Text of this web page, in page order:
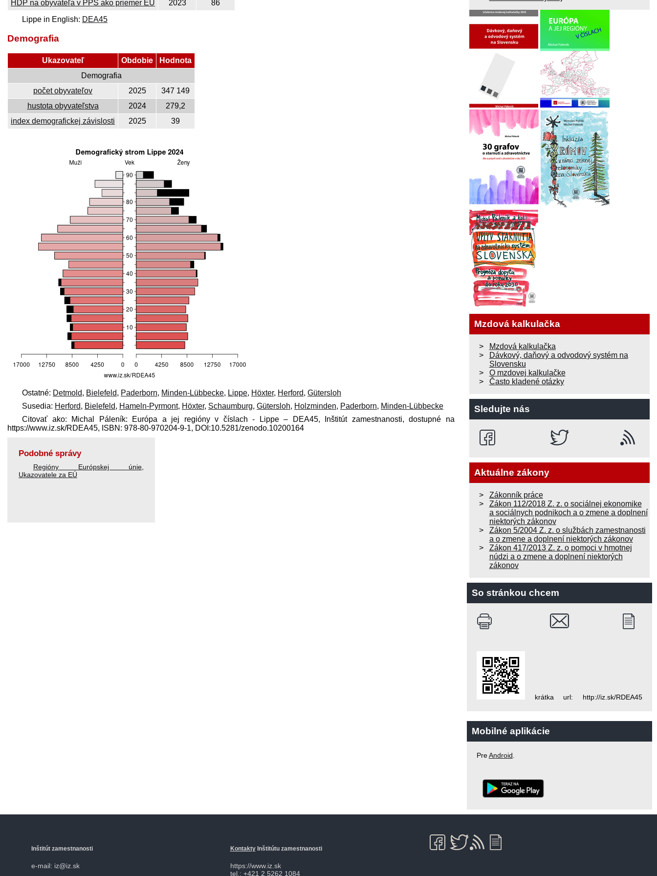
HDP na obyvateľa v PPS ako priemer EÚ 2023
86
Lippe in English: DEA45
Demografia
Ukazovateľ Obdobie
Hodnota
Demografia
počet obyvateľov
2025
347 149
hustota obyvateľstva
2024
279,2
index demografickej závislosti
2025 39
Ostatné: Detmold, Bielefeld, Paderborn, Minden-Lübbecke, Lippe, Höxter, Herford, Gütersloh
Susedia: Herford, Bielefeld, Hameln-Pyrmont, Höxter, Schaumburg, Gütersloh, Holzminden, Paderborn, Minden-Lübbecke
Citovať ako: Michal Páleník: Európa a jej regióny v číslach - Lippe – DEA45, Inštitút zamestnanosti, dostupné na
https://www.iz.sk/​RDEA45, ISBN: 978-80-970204-9-1, DOI:10.5281/zenodo.10200164
Podobné správy
Regióny Európskej únie,
Ukazovatele za EÚ
Mzdová kalkulačka
Mzdová kalkulačka
Dávkový, daňový a odvodový systém na
Slovensku
O mzdovej kalkulačke
Často kladené otázky
Sledujte nás
Aktuálne zákony
Zákonník práce
Zákon 112/2018 Z. z. o sociálnej ekonomike
a sociálnych podnikoch a o zmene a doplnení
niektorých zákonov
Zákon 5/2004 Z. z. o službách zamestnanosti
a o zmene a doplnení niektorých zákonov
Zákon 417/2013 Z. z. o pomoci v hmotnej
núdzi a o zmene a doplnení niektorých
zákonov
So stránkou chcem
krátka url: http://iz.sk/RDEA45
Mobilné aplikácie
PreAndroid
Inštitút zamestnanosti
e-mail: iz@iz.sk
KontaktyInštitútu zamestnanosti
https://www.iz.sk
tel.: +421 2 5262 1084